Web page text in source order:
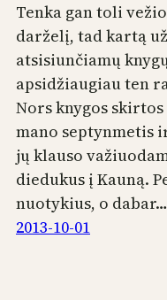
Tenka gan toli
darželį, tad kartą
atsisiunčiamų
apsidžiaugiau ten
Nors knygos
mano septynmetis
jų klauso
diedukus į Kauną.
nuotykius, o dabar…
2013-10-01